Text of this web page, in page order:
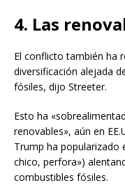
4. Las
El conflicto también ha
diversificación alejada
fósiles, dijo Streeter.
Esto ha
renovables», aún en
Trump ha popularizado
chico, perfora»)
combustibles fósiles.